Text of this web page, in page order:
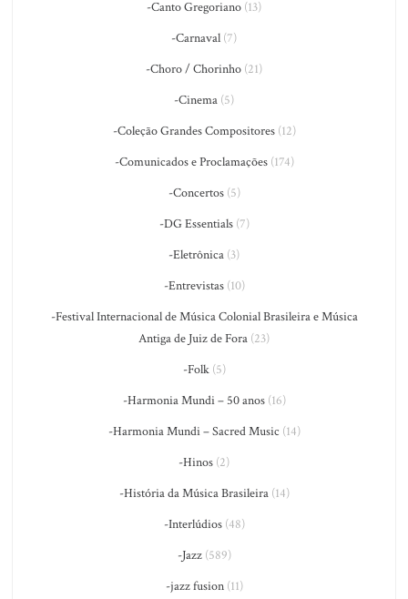
-Canto Gregoriano (13)
-Carnaval (7)
-Choro / Chorinho (21)
-Cinema (5)
-Coleção Grandes Compositores(12)
-Comunicados e Proclamações(174)
-Concertos(5)
-DG Essentials(7)
-Eletrônica (3)
-Entrevistas(10)
-Festival Internacional de Música Colonial Brasileira e Música
Antiga de Juiz de Fora (23)
-Folk(5)
-Harmonia Mundi – 50 anos(16)
-Harmonia Mundi – Sacred Music (14)
-Hinos (2)
-História da Música Brasileira(14)
-Interlúdios(48)
-Jazz(589)
-jazz fusion(11)